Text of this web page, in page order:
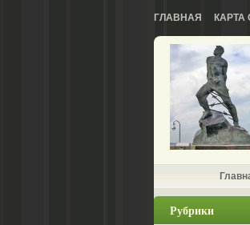
ГЛАВНАЯ КАРТА
Рубрики